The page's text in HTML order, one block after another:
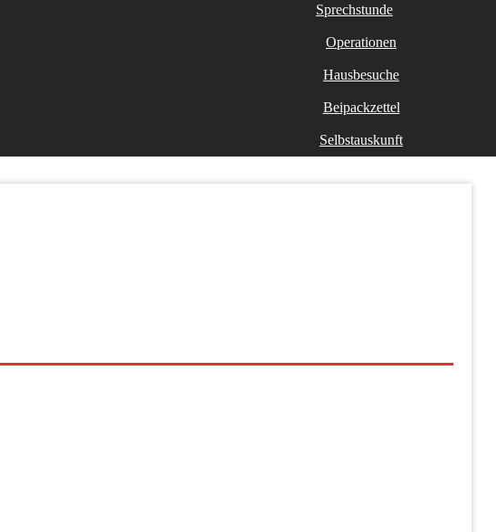
Sprechstunde
Operationen
Hausbesuche
Beipackzettel
Selbstauskunft